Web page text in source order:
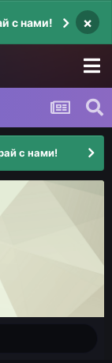
с нами! ×
с нами!